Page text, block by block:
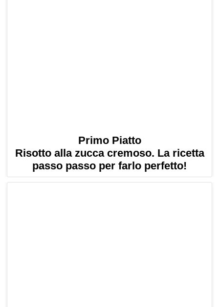
Primo Piatto
Risotto alla zucca cremoso. La ricetta
passo passo per farlo perfetto!